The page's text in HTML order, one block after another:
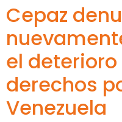
Cepaz
el
derechos
Venezuela